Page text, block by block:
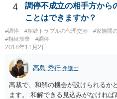
行等に照会をかけることになるで
でいなければ市役所ないし区役所に
かる戸籍一式を揃えてもちこみ、「
分かると思います。遺産分割協議書
てしまっている場合は、住所などに
すが、現代では、各々が自由に価格
はお示しできません。ただし、かつ
報酬基準を踏まえて価格設定してい
ので、それが一応の目安となるでし
4
調停不成立の相手方から
ことはできますか？
#調停 #相続トラブルの代理交渉 #家族間
#相続放棄
#調停
2018年11月2日
高島 秀行 弁護士
高裁で、和解の機会が設けられるか
ます。 和解できる見込みがなけれ